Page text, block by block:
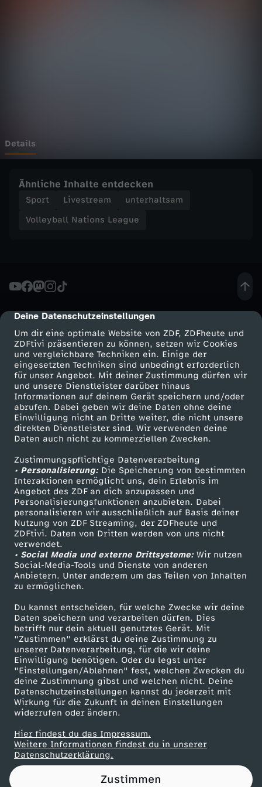
cmp-dialog-description
Deine Datenschutzeinstellungen
Um dir eine optimale Website von ZDF, ZDFheute und
ZDFtivi präsentieren zu können, setzen wir Cookies
und vergleichbare Techniken ein. Einige der
eingesetzten Techniken sind unbedingt erforderlich
für unser Angebot. Mit deiner Zustimmung dürfen wir
und unsere Dienstleister darüber hinaus
Informationen auf deinem Gerät speichern und/oder
abrufen. Dabei geben wir deine Daten ohne deine
Einwilligung nicht an Dritte weiter, die nicht unsere
direkten Dienstleister sind. Wir verwenden deine
Daten auch nicht zu kommerziellen Zwecken.
Zustimmungspflichtige Datenverarbeitung
• Personalisierung:Die Speicherung von bestimmten
Interaktionen ermöglicht uns, dein Erlebnis im
Angebot des ZDF an dich anzupassen und
Personalisierungsfunktionen anzubieten. Dabei
personalisieren wir ausschließlich auf Basis deiner
Nutzung von ZDF Streaming, der ZDFheute und
ZDFtivi. Daten von Dritten werden von uns nicht
verwendet.
• Social Media und externe Drittsysteme:Wir nutzen
Social-Media-Tools und Dienste von anderen
Anbietern. Unter anderem um das Teilen von Inhalten
zu ermöglichen.
Du kannst entscheiden, für welche Zwecke wir deine
Daten speichern und verarbeiten dürfen. Dies
betrifft nur dein aktuell genutztes Gerät. Mit
"Zustimmen" erklärst du deine Zustimmung zu
unserer Datenverarbeitung, für die wir deine
Einwilligung benötigen. Oder du legst unter
"Einstellungen/Ablehnen" fest, welchen Zwecken du
deine Zustimmung gibst und welchen nicht. Deine
Datenschutzeinstellungen kannst du jederzeit mit
Wirkung für die Zukunft in deinen Einstellungen
widerrufen oder ändern.
Hier findest du das Impressum.
Weitere Informationen findest du in unserer
Datenschutzerklärung.
Zustimmen
t
o
L
e
a
g
u
e
-
U
k
r
a
i
n
e
-
D
e
u
Details
Ähnliche Inhalte entdecken
Sport Livestream
unterhaltsam
Volleyball Nations League
Mehr ZDF
ZDF-Apps
Smart TV
ZDFtext
Livestreams
Sendungen A-Z
TV-Programm
Service
ZDFmitreden
Kontakt zum ZDF
Tickets
Zuschauerservice
Hilfe
ZDF Unternehmen
Karriere
ZDF goes Schule
Werbefernsehen
Mainzelmännchen
Partner